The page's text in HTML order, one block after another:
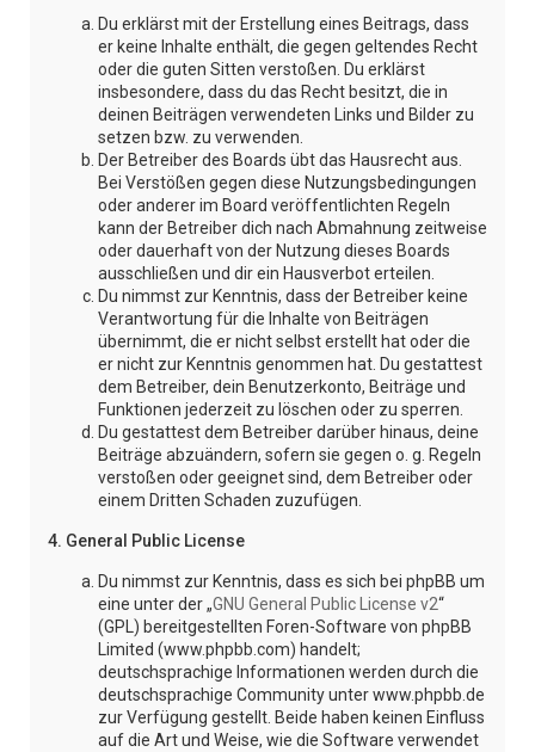
Du erklärst mit der Erstellung eines Beitrags, dass
er keine Inhalte enthält, die gegen geltendes Recht
oder die guten Sitten verstoßen. Du erklärst
insbesondere, dass du das Recht besitzt, die in
deinen Beiträgen verwendeten Links und Bilder zu
setzen bzw. zu verwenden.
Der Betreiber des Boards übt das Hausrecht aus.
Bei Verstößen gegen diese Nutzungsbedingungen
oder anderer im Board veröffentlichten Regeln
kann der Betreiber dich nach Abmahnung zeitweise
oder dauerhaft von der Nutzung dieses Boards
ausschließen und dir ein Hausverbot erteilen.
Du nimmst zur Kenntnis, dass der Betreiber keine
Verantwortung für die Inhalte von Beiträgen
übernimmt, die er nicht selbst erstellt hat oder die
er nicht zur Kenntnis genommen hat. Du gestattest
dem Betreiber, dein Benutzerkonto, Beiträge und
Funktionen jederzeit zu löschen oder zu sperren.
Du gestattest dem Betreiber darüber hinaus, deine
Beiträge abzuändern, sofern sie gegen o. g. Regeln
verstoßen oder geeignet sind, dem Betreiber oder
einem Dritten Schaden zuzufügen.
4. General Public License
Du nimmst zur Kenntnis, dass es sich bei phpBB um
eine unter der „GNU General Public License v2“
(GPL) bereitgestellten Foren-Software von phpBB
Limited (www.phpbb.com) handelt;
deutschsprachige Informationen werden durch die
deutschsprachige Community unter www.phpbb.de
zur Verfügung gestellt. Beide haben keinen Einfluss
auf die Art und Weise, wie die Software verwendet